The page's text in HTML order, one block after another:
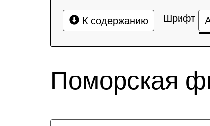
К содержанию Шрифт
Поморская